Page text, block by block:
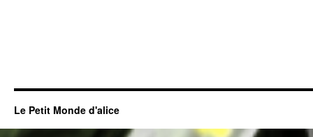
Le Petit Monde d'alice